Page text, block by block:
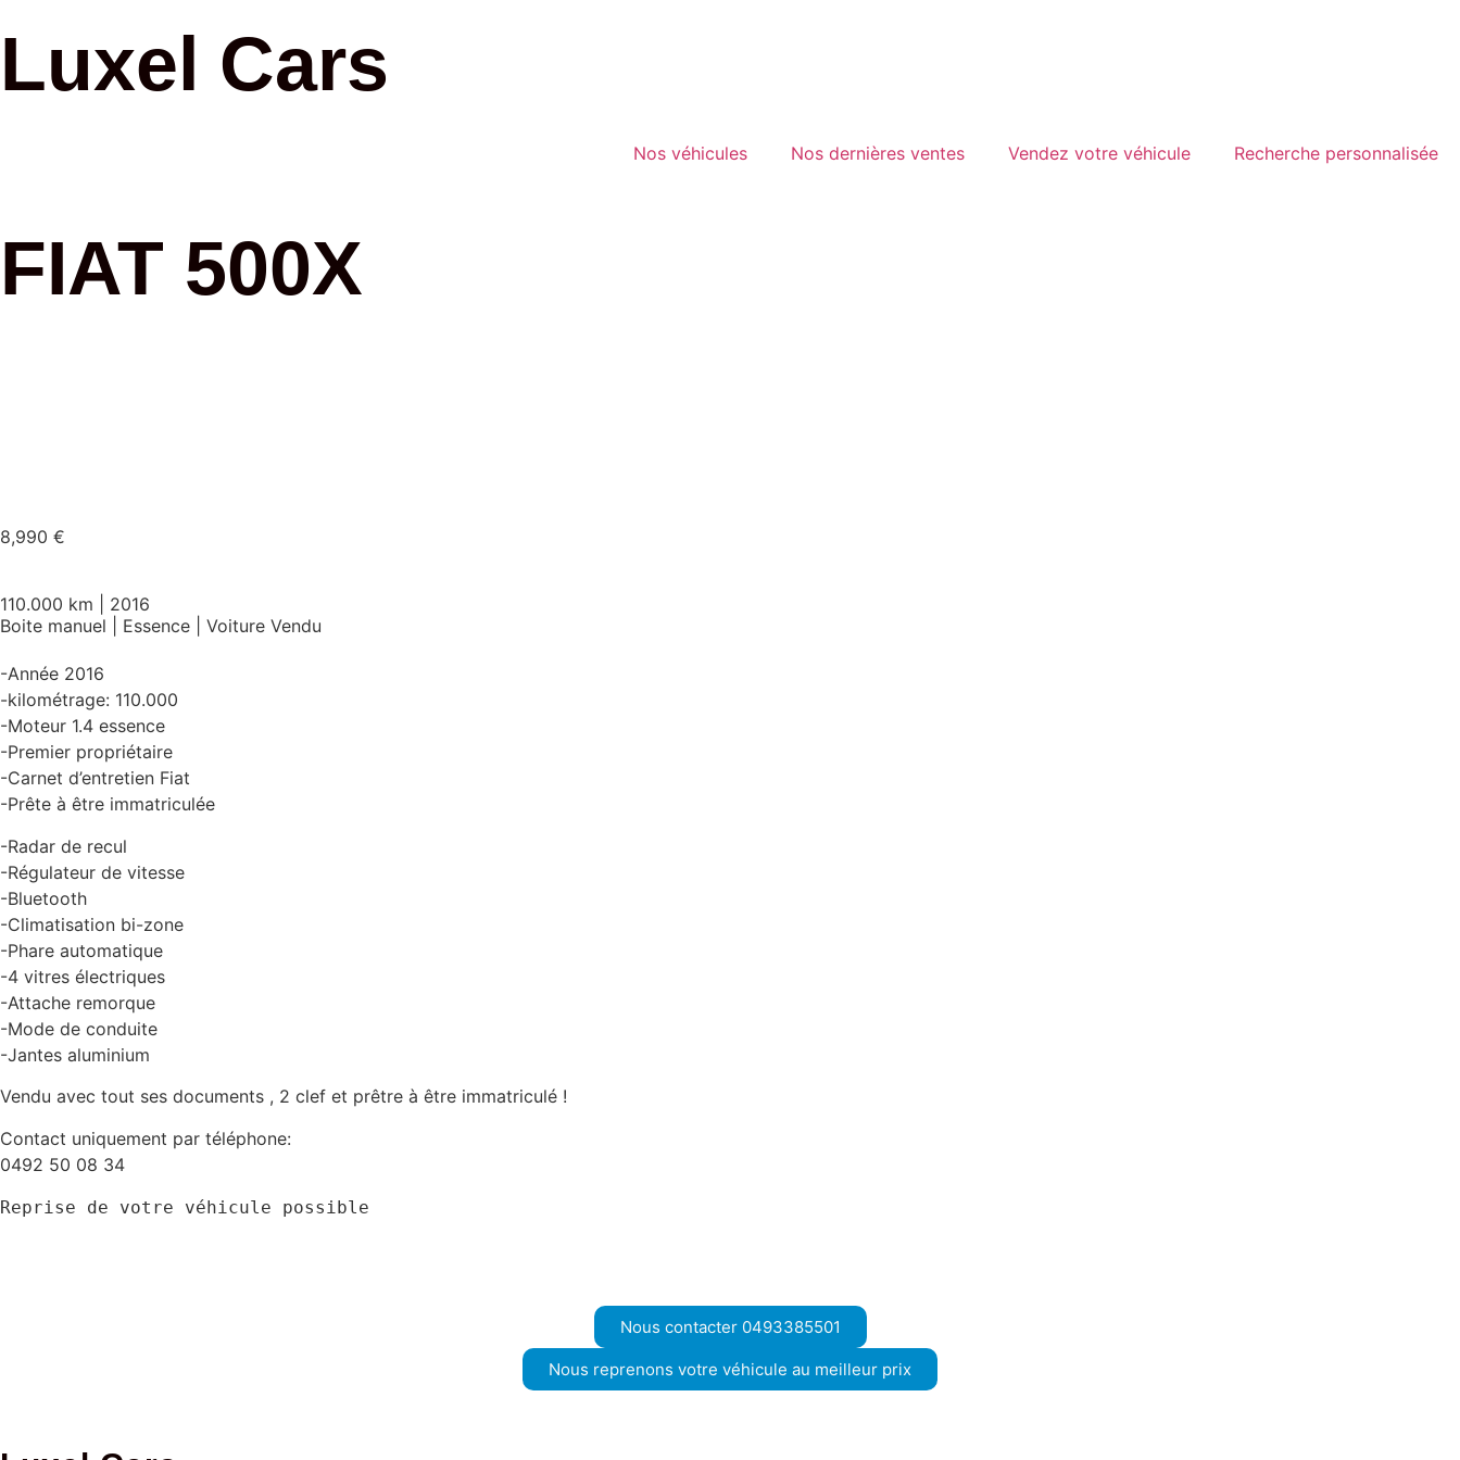
Luxel Cars
Nos véhicules Nos dernières ventes Vendez votre véhicule Recherche personnalisée
FIAT 500X
8,990 €
110.000 km | 2016
Boite manuel
Essence Voiture Vendu
-Année 2016
-kilométrage: 110.000
-Moteur 1.4 essence
-Premier propriétaire
-Carnet d’entretien Fiat
-Prête à être immatriculée
-Radar de recul
-Régulateur de vitesse
-Bluetooth
-Climatisation bi-zone
-Phare automatique
-4 vitres électriques
-Attache remorque
-Mode de conduite
-Jantes aluminium
Vendu avec tout ses documents , 2 clef et prêtre à être immatriculé !
Contact uniquement par téléphone:
0492 50 08 34
Reprise de votre véhicule possible
Nous contacter 0493385501
Nous reprenons votre véhicule au meilleur prix